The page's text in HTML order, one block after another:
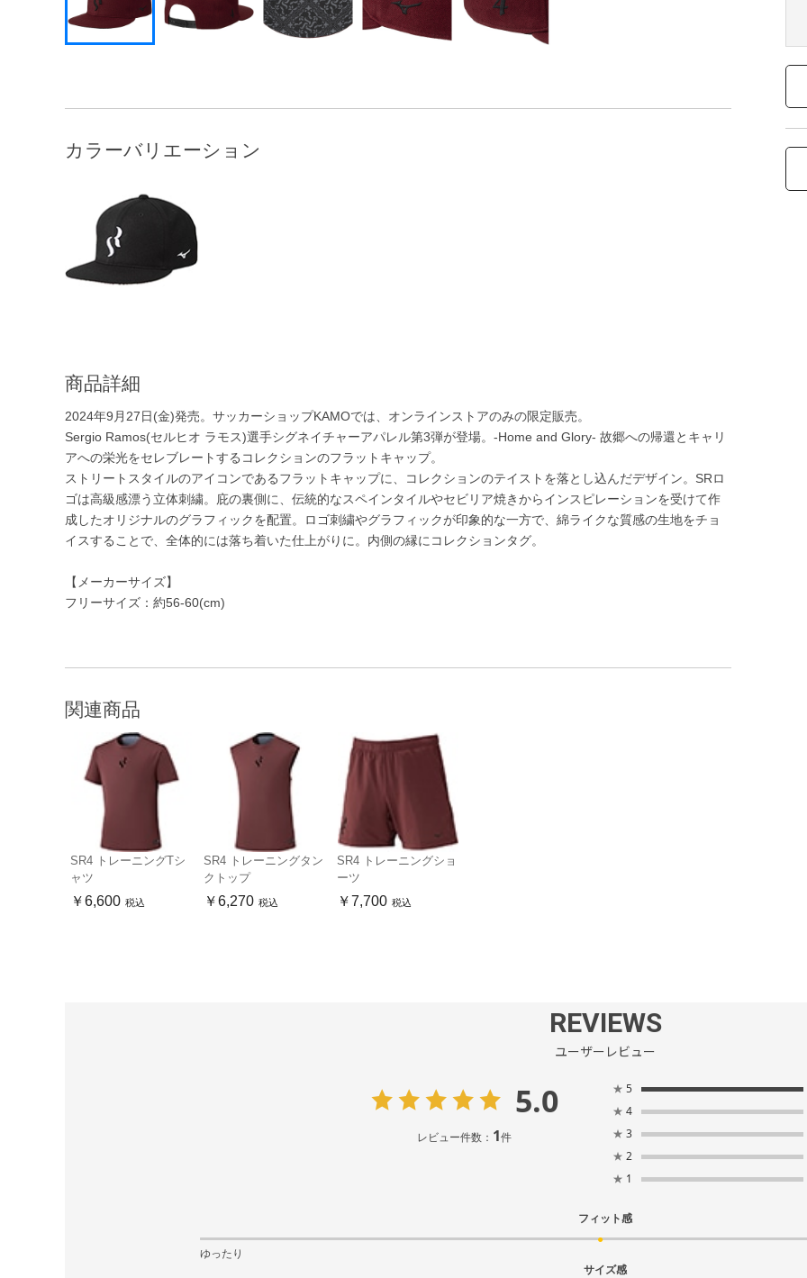
カラーバリエーション
商品詳細
2024年9月27日(金)発売。サッカーショップKAMOでは、オンラインストアのみの限定販売。
Sergio Ramos(セルヒオ ラモス)選手シグネイチャーアパレル第3弾が登場。-Home and Glory- 故郷への帰還とキャリ
アへの栄光をセレブレートするコレクションのフラットキャップ。
ストリートスタイルのアイコンであるフラットキャップに、コレクションのテイストを落とし込んだデザイン。SRロ
ゴは高級感漂う立体刺繍。庇の裏側に、伝統的なスペインタイルやセビリア焼きからインスピレーションを受けて作
成したオリジナルのグラフィックを配置。ロゴ刺繍やグラフィックが印象的な一方で、綿ライクな質感の生地をチョ
イスすることで、全体的には落ち着いた仕上がりに。内側の縁にコレクションタグ。
【メーカーサイズ】
フリーサイズ：約56-60(cm)
関連商品
SR4 トレーニングTシ
ャツ
￥6,600 税込
SR4 トレーニングタン
クトップ
￥6,270 税込
SR4 トレーニングショ
ーツ
￥7,700 税込
REVIEWS
ユーザーレビュー
5.0
レビュー件数： 1件
★ 5
★ 4
★ 3
★ 2
★ 1
フィット感
ゆったり
サイズ感